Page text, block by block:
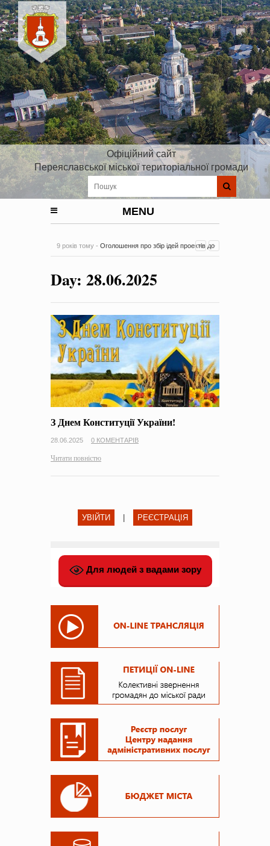
Офіційний сайт
Переяславської міської територіальної громади
MENU
9 років тому - Оголошення про збір ідей проектів до
на період 2018 – 2020 роки Оголошення про збір ідей
проектів
-0 Коментарів
Day: 28.06.2025
З Днем Конституції України!
28.06.2025 0 КОМЕНТАРІВ
Читати повністю
УВІЙТИ | РЕЄСТРАЦІЯ
Для людей з вадами зору